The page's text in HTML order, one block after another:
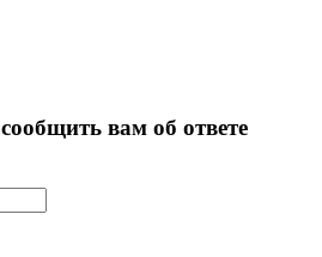
вам об ответе